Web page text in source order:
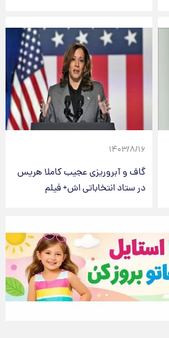
۱۴۰۳/۸/۱۶
گاف و آبروریزی عجیب کاملا هریس
در ستاد انتخاباتی اش+ فیلم